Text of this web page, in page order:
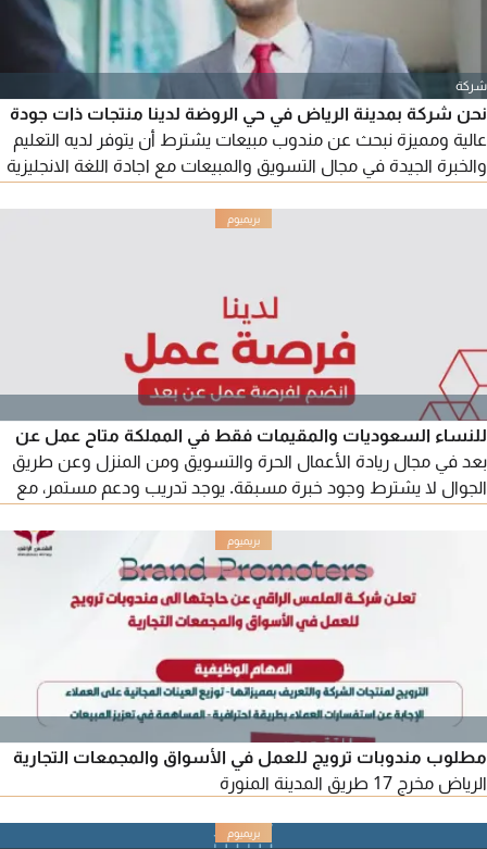
شركة
نحن شركة بمدينة الرياض في حي الروضة لدينا منتجات ذات جودة
عالية ومميزة نبحث عن مندوب مبيعات يشترط أن يتوفر لديه التعليم
والخبرة الجيدة في مجال التسويق والمبيعات مع اجادة اللغة الانجليزية
متطلبات الوظيفة نأمل التواصل فقط من خلال و ت س أ ب
للنساء السعوديات والمقيمات فقط في المملكة متاح عمل عن
بعد في مجال ريادة الأعمال الحرة والتسويق ومن المنزل وعن طريق
الجوال لا يشترط وجود خبرة مسبقة. يوجد تدريب ودعم مستمر، مع
الرياض للمهتمات الرجاء التواصل
مطلوب مندوبات ترويج للعمل في الأسواق والمجمعات التجارية
الرياض مخرج 17 طريق المدينة المنورة